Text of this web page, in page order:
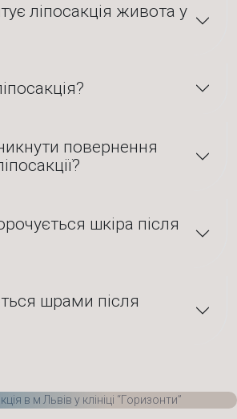
ліпосакція живота у
повернення
шкіра після
шрами після